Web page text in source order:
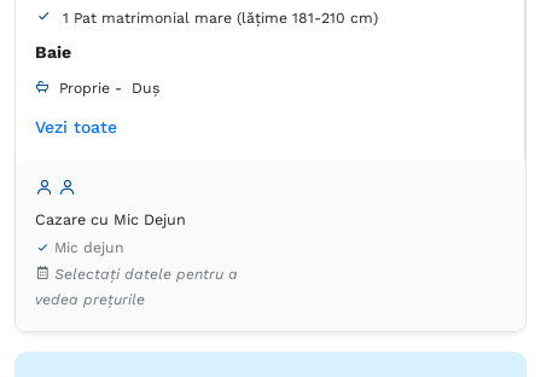
1 Pat matrimonial mare (lățime 181-210 cm)
Baie
Proprie - Duș
Produse de curățenie
Plasă de ţânţari
Frigider în cameră
Vezi toate
Cazare cu Mic Dejun
Mic dejun
Selectați datele pentru a
vedea prețurile